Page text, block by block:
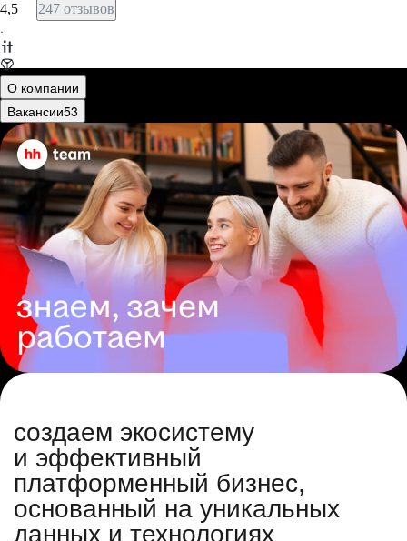
4,5 247 отзывов
·
О компании
Вакансии53
создаем экосистему
и эффективный
платформенный бизнес,
основанный на уникальных
данных и технологиях